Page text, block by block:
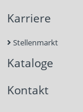
Karriere
Stellenmarkt
Kataloge
Kontakt